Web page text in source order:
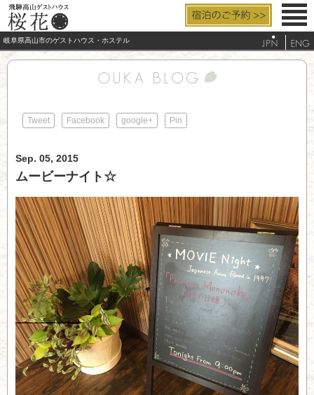
岐阜県高山市のゲストハウス・ホステル
よくあるご質問
観光/周辺案内
電話する
Tweet Facebook google+ Pin
Sep. 05, 2015
ムービーナイト☆